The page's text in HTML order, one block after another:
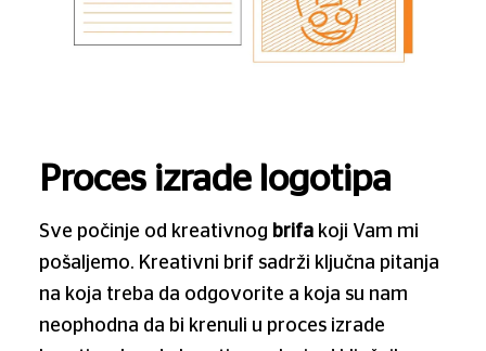
Proces izrade logotipa
Sve počinje od kreativnog brifakoji Vam mi
pošaljemo. Kreativni brif sadrži ključna pitanja
na koja treba da odgovorite a koja su nam
neophodna da bi krenuli u proces izrade